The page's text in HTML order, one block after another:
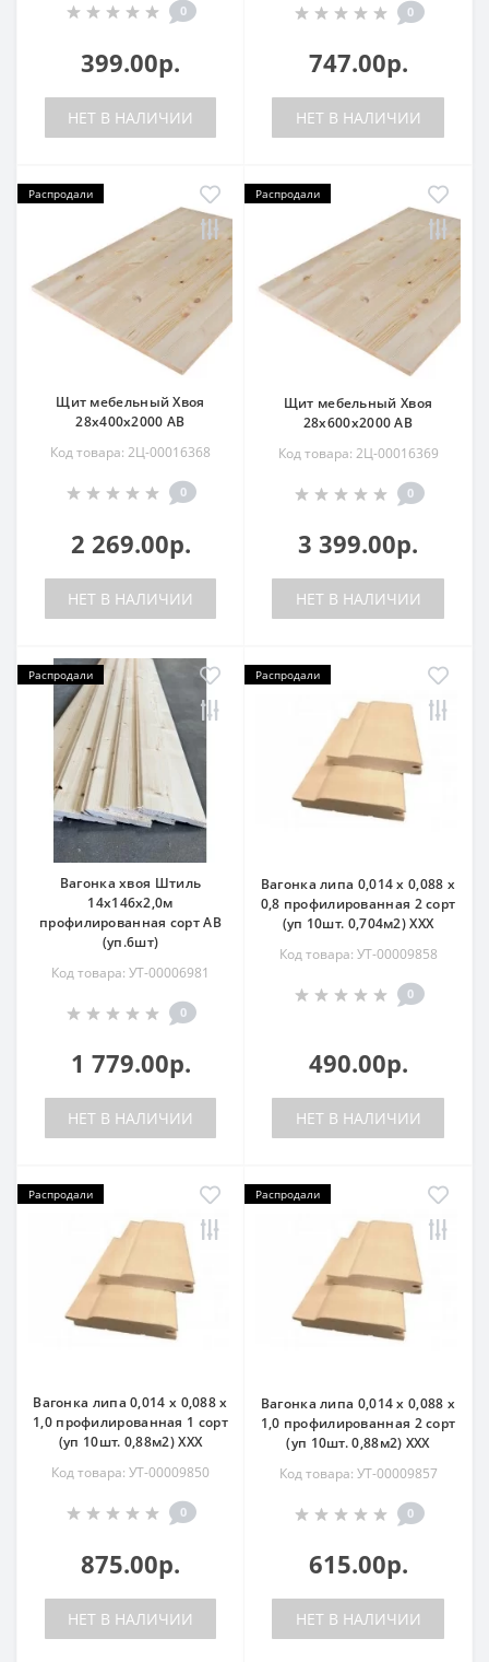
0
399.00р.
НЕТ В НАЛИЧИИ
0
747.00р.
НЕТ В НАЛИЧИИ
Распродали
Щит мебельный Хвоя
28х400х2000 АВ
Код товара: 2Ц-00016368
0
2 269.00р.
НЕТ В НАЛИЧИИ
Распродали
Щит мебельный Хвоя
28х600х2000 АВ
Код товара: 2Ц-00016369
0
3 399.00р.
НЕТ В НАЛИЧИИ
Распродали
Вагонка хвоя Штиль
14х146х2,0м
профилированная сорт АВ
(уп.6шт)
Код товара: УТ-00006981
0
1 779.00р.
НЕТ В НАЛИЧИИ
Распродали
Вагонка липа 0,014 х 0,088 х
0,8 профилированная 2 сорт
(уп 10шт. 0,704м2) ХХХ
Код товара: УТ-00009858
0
490.00р.
НЕТ В НАЛИЧИИ
Распродали
Вагонка липа 0,014 х 0,088 х
1,0 профилированная 1 сорт
(уп 10шт. 0,88м2) ХХХ
Код товара: УТ-00009850
0
875.00р.
НЕТ В НАЛИЧИИ
Распродали
Вагонка липа 0,014 х 0,088 х
1,0 профилированная 2 сорт
(уп 10шт. 0,88м2) ХХХ
Код товара: УТ-00009857
0
615.00р.
НЕТ В НАЛИЧИИ